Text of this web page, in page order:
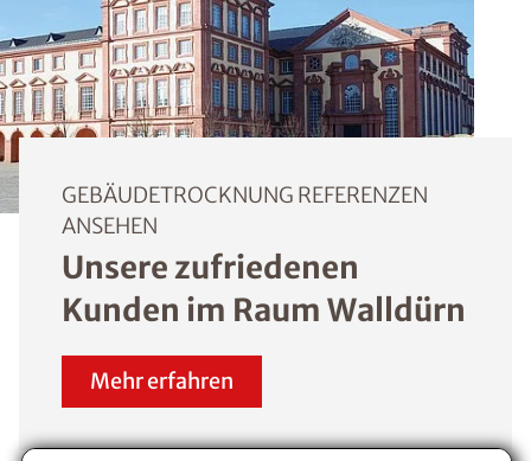
GEBÄUDETROCKNUNG REFERENZEN
ANSEHEN
Unsere zufriedenen
Kunden im Raum Walldürn
Mehr erfahren